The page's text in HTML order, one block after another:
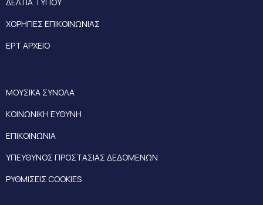
ΧΟΡΗΓΙΕΣ ΕΠΙΚΟΙΝΩΝΙΑΣ
ΕΡΤ ΑΡΧΕΙΟ
ΜΟΥΣΙΚΑ ΣΥΝΟΛΑ
ΚΟΙΝΩΝΙΚΗ ΕΥΘΥΝΗ
ΕΠΙΚΟΙΝΩΝΙΑ
ΥΠΕΥΘΥΝΟΣ ΠΡΟΣΤΑΣΙΑΣ ΔΕΔΟΜΕΝΩΝ
ΡΥΘΜΙΣΕΙΣ COOKIES